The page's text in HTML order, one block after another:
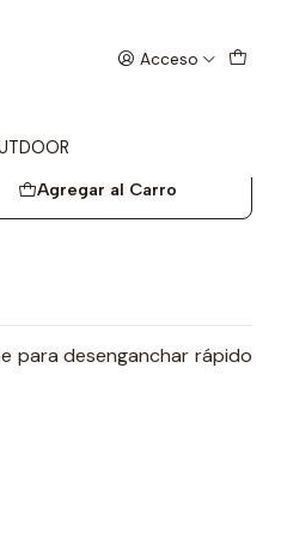
Acceso
TAN
Agregar al Carro
para desenganchar rápido